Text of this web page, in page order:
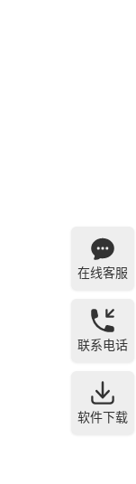
在线客服
联系电话
软件下载